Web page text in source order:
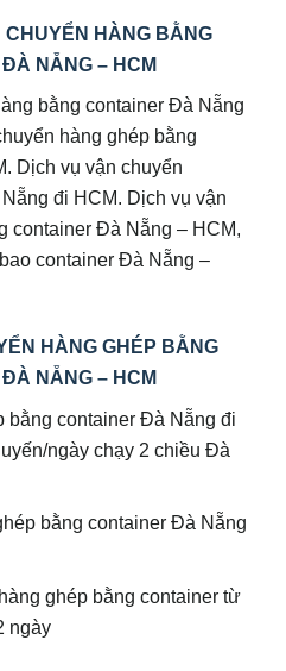
HÀNG BẰNG
NẴNG – HCM
bằng container Đà Nẵng
hàng ghép bằng
Dịch vụ vận chuyển
đi HCM. Dịch vụ vận
container Đà Nẵng – HCM,
container Đà Nẵng –
HÀNG GHÉP BẰNG
NẴNG – HCM
bằng container Đà Nẵng đi
ngày chạy 2 chiều Đà
bằng container Đà Nẵng
ghép bằng container từ
ngày